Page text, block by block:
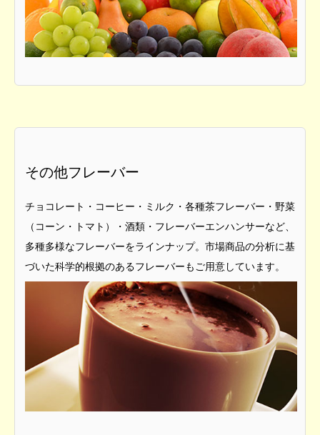
その他フレーバー
チョコレート・コーヒー・ミルク・各種茶フレーバー・野菜
（コーン・トマト）・酒類・フレーバーエンハンサーなど、
多種多様なフレーバーをラインナップ。市場商品の分析に基
づいた科学的根拠のあるフレーバーもご用意しています。